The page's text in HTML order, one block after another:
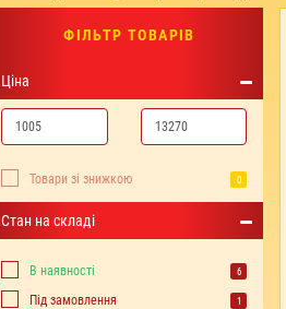
ФІЛЬТР ТОВАРІВ
Ціна
Товари зі знижкою 0
Стан на складі
В наявності 6
Під замовлення 1